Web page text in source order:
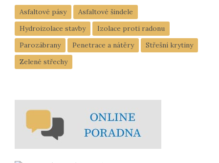
Asfaltové pásy
Asfaltové šindele
Hydroizolace stavby
Izolace proti radonu
Parozábrany
Penetrace a nátěry
Střešní krytiny
Zelené střechy